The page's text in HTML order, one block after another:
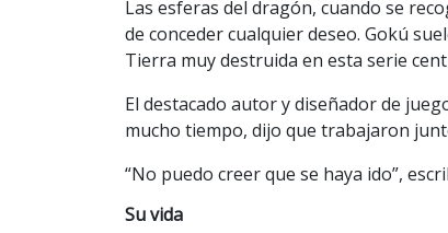
Las esferas del dragón, cuando se
de conceder cualquier deseo. Gokú
Tierra muy destruida en esta serie
El destacado autor y diseñador de
mucho tiempo, dijo que trabajaron
“No puedo creer que se haya ido”,
Su vida